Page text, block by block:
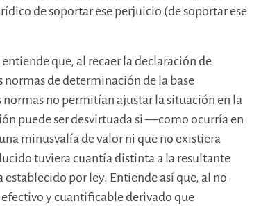
de soportar ese perjuicio (de soportar ese
que, al recaer la declaración de
de determinación de la base
normas no permitían ajustar la situación en la
puede ser desvirtuada si —como ocurría en
minusvalía de valor ni que no existiera
tuviera cuantía distinta a la resultante
por ley. Entiende así que, al no
y cuantificable derivado que